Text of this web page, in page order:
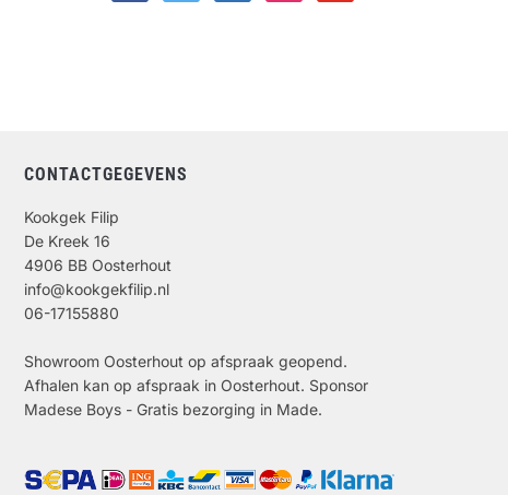
CONTACTGEGEVENS
Kookgek Filip
De Kreek 16
4906 BB Oosterhout
info@kookgekfilip.nl
06-17155880
Showroom Oosterhout op afspraak geopend.
Afhalen kan op afspraak in Oosterhout. Sponsor
Madese Boys - Gratis bezorging in Made.